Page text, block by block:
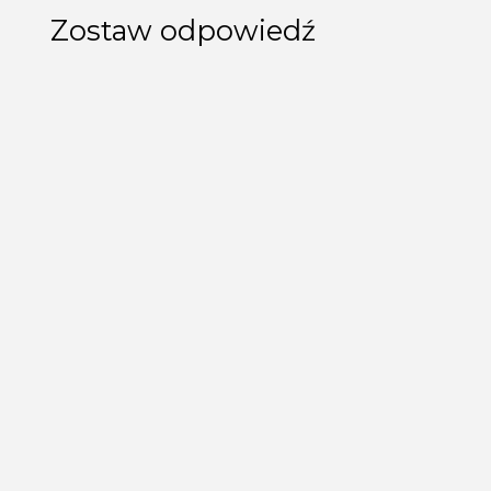
Zostaw odpowiedź